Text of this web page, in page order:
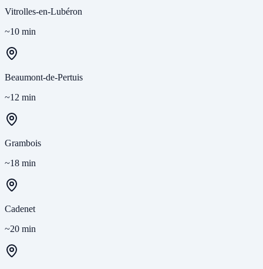
Vitrolles-en-Lubéron
~10 min
Beaumont-de-Pertuis
~12 min
Grambois
~18 min
Cadenet
~20 min